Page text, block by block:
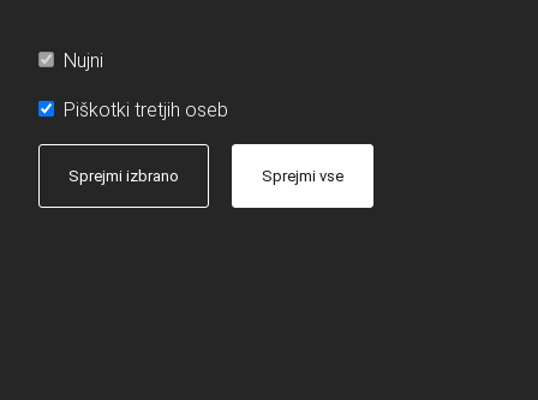
Nujni
Piškotki tretjih oseb
Sprejmi izbrano Sprejmi vse